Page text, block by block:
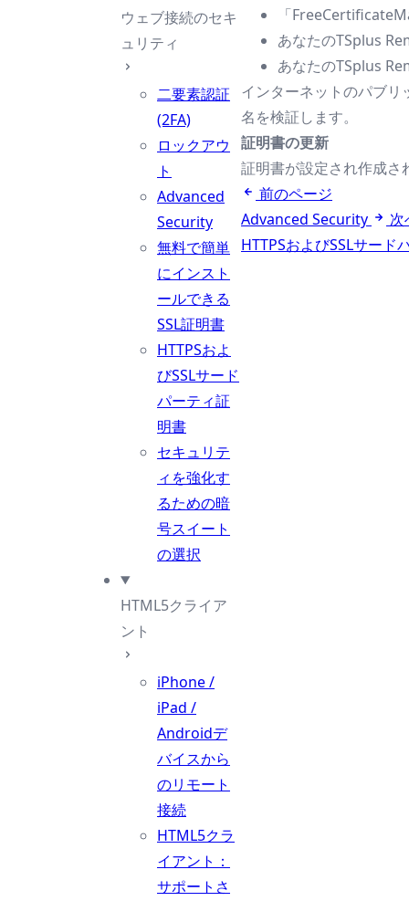
ウェブ接続のセキ
ュリティ
二要素認証
(2FA)
ロックアウ
ト
Advanced
Security
無料で簡単
にインスト
ールできる
SSL証明書
HTTPSおよ
びSSLサード
パーティ証
明書
セキュリテ
ィを強化す
るための暗
号スイート
の選択
HTML5クライア
ント
iPhone /
iPad /
Androidデ
バイスから
のリモート
接続
HTML5クラ
イアント：
サポートさ
「
あなたのTSplus
あなたのTSplus
インターネットのパブリ
名を検証します。
証明書の更新
証明書が設定され作成
前のページ
Advanced Security
次
HTTPSおよびSSLサード